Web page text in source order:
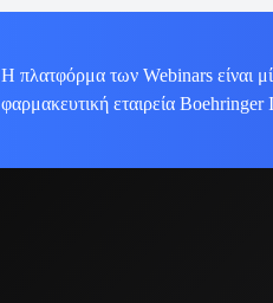
Η πλατφόρμα των Webinars είναι
φαρμακευτική εταιρεία